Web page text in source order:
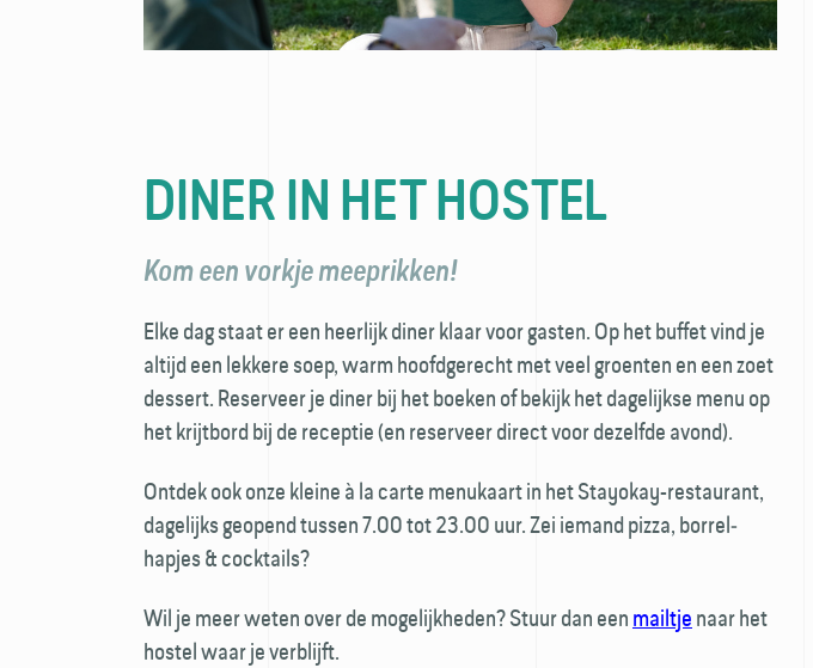
DINER IN HET HOSTEL
Kom een vorkje meeprikken!
Elke dag staat er een heerlijk diner klaar voor gasten. Op het buffet vind je
altijd een lekkere soep, warm hoofdgerecht met veel groenten en een zoet
dessert. Reserveer je diner bij het boeken of bekijk het dagelijkse menu op
het krijtbord bij de receptie (en reserveer direct voor dezelfde avond).
Ontdek ook onze kleine à la carte menukaart in het Stayokay-restaurant,
dagelijks geopend tussen 7.00 tot 23.00 uur. Zei iemand pizza, borrel­
hapjes & cocktails?
Wil je meer weten over de mogelijkheden? Stuur dan eenmailtjenaar het
hostel waar je verblijft.